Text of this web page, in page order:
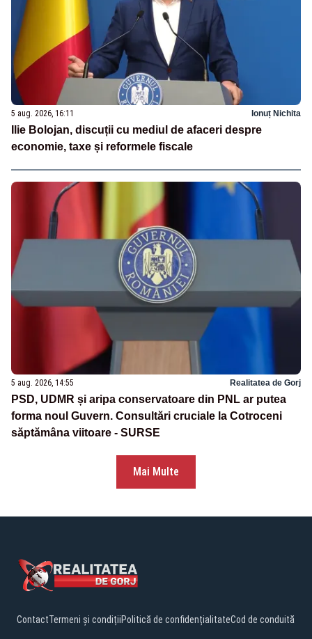
5 aug. 2026, 16:11 Ionuț Nichita
Ilie Bolojan, discuții cu mediul de afaceri despre
economie, taxe și reformele fiscale
5 aug. 2026, 14:55 Realitatea de Gorj
PSD, UDMR și aripa conservatoare din PNL ar putea
forma noul Guvern. Consultări cruciale la Cotroceni
săptămâna viitoare - SURSE
Mai Multe
ContactTermeni și condițiiPolitică de confidențialitateCod de conduită